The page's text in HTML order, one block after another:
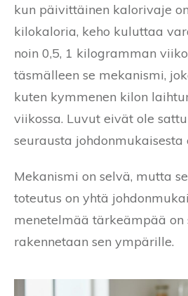
kun päivittäinen kalorivaje
kilokaloria, keho kuluttaa
noin 0,5, 1 kilogramman
täsmälleen se mekanismi,
kuten kymmenen kilon
viikossa. Luvut eivät ole
seurausta johdonmukaisesta
Mekanismi on selvä, mutta
toteutus on yhtä
menetelmää tärkeämpää on
rakennetaan sen ympärille.